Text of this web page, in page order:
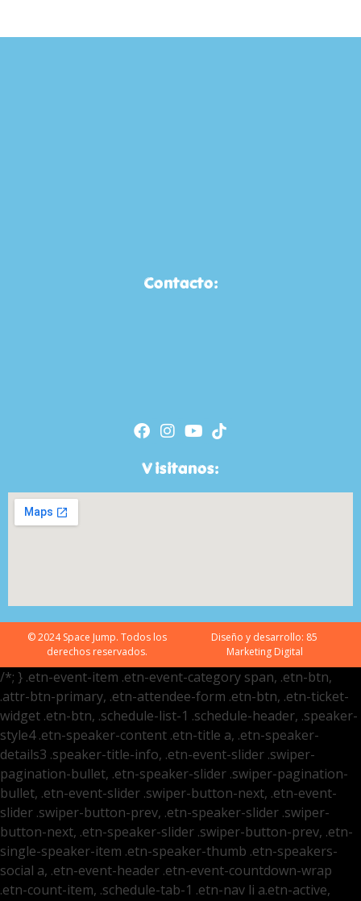
Contacto:
Visitanos:
© 2024 Space Jump. Todos los
derechos reservados.
Diseño y desarrollo: 85
Marketing Digital
/*; } .etn-event-item .etn-event-category span, .etn-btn,
.attr-btn-primary, .etn-attendee-form .etn-btn, .etn-ticket-
widget .etn-btn, .schedule-list-1 .schedule-header, .speaker-
style4 .etn-speaker-content .etn-title a, .etn-speaker-
details3 .speaker-title-info, .etn-event-slider .swiper-
pagination-bullet, .etn-speaker-slider .swiper-pagination-
bullet, .etn-event-slider .swiper-button-next, .etn-event-
slider .swiper-button-prev, .etn-speaker-slider .swiper-
button-next, .etn-speaker-slider .swiper-button-prev, .etn-
single-speaker-item .etn-speaker-thumb .etn-speakers-
social a, .etn-event-header .etn-event-countdown-wrap
.etn-count-item, .schedule-tab-1 .etn-nav li a.etn-active,